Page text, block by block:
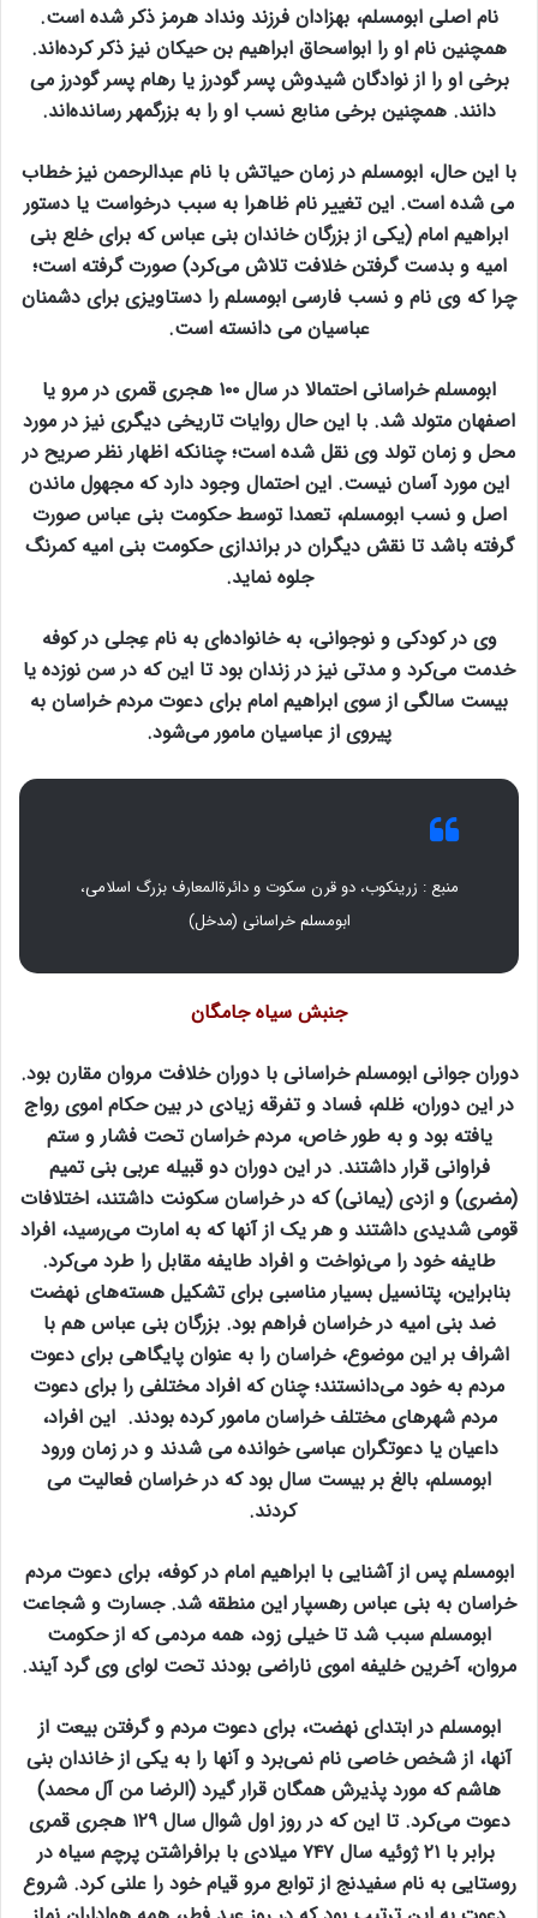
نام اصلی ابومسلم، بهزادان فرزند ونداد هرمز ذکر شده است.
همچنین نام او را ابواسحاق ابراهیم بن حیکان نیز ذکر کرده‌اند.
برخی او را از نوادگان شیدوش پسر گودرز یا رهام پسر گودرز می
دانند. همچنین برخی منابع نسب او را به بزرگمهر رسانده‌اند.
با این حال، ابومسلم در زمان حیاتش با نام عبدالرحمن نیز خطاب
می شده است. این تغییر نام ظاهرا به سبب درخواست یا دستور
ابراهیم امام (یکی از بزرگان خاندان بنی عباس که برای خلع بنی
امیه و بدست گرفتن خلافت تلاش می‌کرد) صورت گرفته است؛
چرا که وی نام و نسب فارسی ابومسلم را دستاویزی برای دشمنان
عباسیان می دانسته است.
ابومسلم خراسانی احتمالا در سال ۱۰۰ هجری قمری در مرو یا
اصفهان متولد شد. با این حال روایات تاریخی دیگری نیز در مورد
محل و زمان تولد وی نقل شده است؛ چنانکه اظهار نظر صریح در
این مورد آسان نیست. این احتمال وجود دارد که مجهول ماندن
اصل و نسب ابومسلم، تعمدا توسط حکومت بنی عباس صورت
گرفته باشد تا نقش دیگران در براندازی حکومت بنی امیه کمرنگ
جلوه نماید.
وی در کودکی و نوجوانی، به خانواده‌ای به نام عِجلی در کوفه
خدمت می‌کرد و مدتی نیز در زندان بود تا این که در سن نوزده یا
بیست سالگی از سوی ابراهیم امام برای دعوت مردم خراسان به
پیروی از عباسیان مامور می‌شود.
منبع : زرینکوب، دو قرن سکوت و دائرةالمعارف بزرگ اسلامی،
ابومسلم خراسانی (مدخل)
جنبش سیاه‌ جامگان
دوران جوانی ابومسلم خراسانی با دوران خلافت مروان مقارن بود.
در این دوران، ظلم، فساد و تفرقه زیادی در بین حکام اموی رواج
یافته بود و به طور خاص، مردم خراسان تحت فشار و ستم
فراوانی قرار داشتند. در این دوران دو قبیله عربی بنی تمیم
(مضری) و ازدی (یمانی) که در خراسان سکونت داشتند، اختلافات
قومی شدیدی داشتند و هر یک از آنها که به امارت می‌رسید، افراد
طایفه خود را می‌نواخت و افراد طایفه مقابل را طرد می‌کرد.
بنابراین، پتانسیل بسیار مناسبی برای تشکیل هسته‌های نهضت
ضد بنی امیه در خراسان فراهم بود. بزرگان بنی عباس هم با
اشراف بر این موضوع، خراسان را به عنوان پایگاهی برای دعوت
مردم به خود می‌دانستند؛ چنان که افراد مختلفی را برای دعوت
مردم شهرهای مختلف خراسان مامور کرده بودند. این افراد،
داعیان یا دعوتگران عباسی خوانده می شدند و در زمان ورود
ابومسلم، بالغ بر بیست سال بود که در خراسان فعالیت می
کردند.
ابومسلم پس از آشنایی با ابراهیم امام در کوفه، برای دعوت مردم
خراسان به بنی عباس رهسپار این منطقه شد. جسارت و شجاعت
ابومسلم سبب شد تا خیلی زود، همه مردمی که از حکومت
مروان، آخرین خلیفه اموی ناراضی بودند تحت لوای وی گرد آیند.
ابومسلم در ابتدای نهضت، برای دعوت مردم و گرفتن بیعت از
آنها، از شخص خاصی نام نمی‌برد و آنها را به یکی از خاندان بنی
هاشم که مورد پذیرش همگان قرار گیرد (الرضا من آل محمد)
دعوت می‌کرد. تا این که در روز اول شوال سال ۱۲۹ هجری قمری
برابر با ۲۱ ژوئیه سال ۷۴۷ میلادی با برافراشتن پرچم سیاه در
روستایی به نام سفیدنج از توابع مرو قیام خود را علنی کرد. شروع